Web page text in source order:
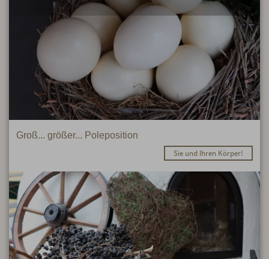
Groß... größer... Poleposition
Sie und Ihren Körper!